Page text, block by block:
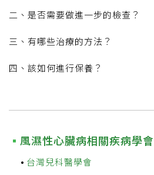
二、是否需要做進一步的檢查？
三、有哪些治療的方法？
四、該如何進行保養？
風濕性心臟病相關疾病學會
台灣兒科醫學會